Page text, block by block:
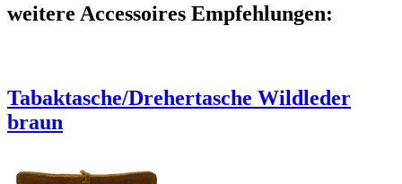
weitere Accessoires Empfehlungen:
Tabaktasche/Drehertasche Wildleder
braun